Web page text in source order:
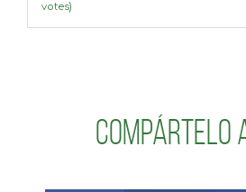
votes)
Compártelo